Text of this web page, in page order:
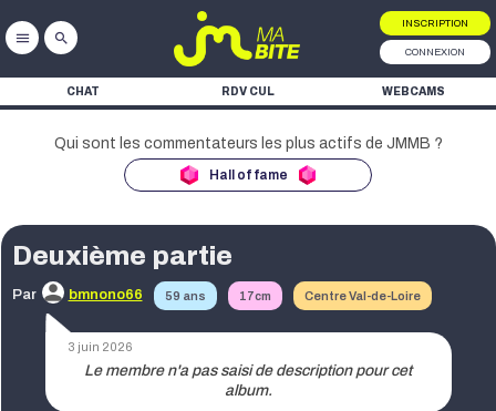
menu search
INSCRIPTION
CONNEXION
CHAT RDV CUL WEBCAMS
Hall of fame
Deuxième partie
Par bmnono66 59 ans 17cm Centre Val-de-Loire
3 juin 2026